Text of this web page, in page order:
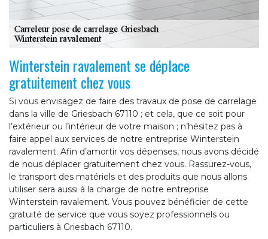
Winterstein ravalement se déplace
gratuitement chez vous
Si vous envisagez de faire des travaux de pose de carrelage
dans la ville de Griesbach 67110 ; et cela, que ce soit pour
l’extérieur ou l’intérieur de votre maison ; n’hésitez pas à
faire appel aux services de notre entreprise Winterstein
ravalement. Afin d’amortir vos dépenses, nous avons décidé
de nous déplacer gratuitement chez vous. Rassurez-vous,
le transport des matériels et des produits que nous allons
utiliser sera aussi à la charge de notre entreprise
Winterstein ravalement. Vous pouvez bénéficier de cette
gratuité de service que vous soyez professionnels ou
particuliers à Griesbach 67110.